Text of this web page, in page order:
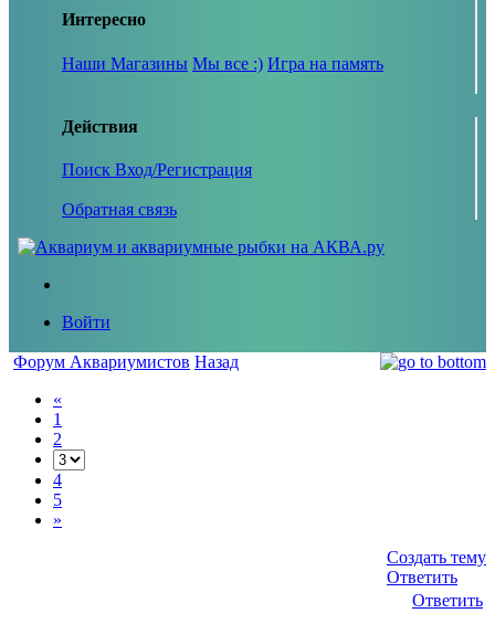
Интересно
Наши Магазины Мы все :) Игра на память
Действия
Поиск Вход/Регистрация
Обратная связь
Войти
Форум Аквариумистов Назад
«
1
2
4
5
»
Создать тему
Ответить
Ответить